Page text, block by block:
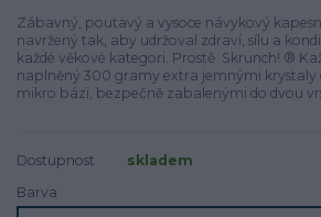
Zábavný, poutavý a vysoce návykový
navržený tak, aby udržoval zdraví, sílu a
každé věkové kategori. Prostě Skrunch! ®
naplněný 300 gramy extra jemnými krystaly
mikro bázi, bezpečně zabalenými do dvou
Dostupnost
skladem
Barva